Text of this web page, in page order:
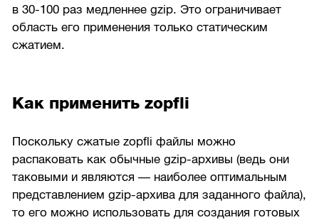
в30-100 раз медленнее gzip. Это ограничивает
область его применения только статическим
сжатием.
Как применить zopfli
Поскольку сжатые zopfli файлы можно
распаковать как обычные gzip-архивы (ведь они
таковыми и являются — наиболее оптимальным
представлением gzip-архива для заданного файла),
то его можно использовать для создания готовых